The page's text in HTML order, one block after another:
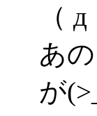
（
あ
が